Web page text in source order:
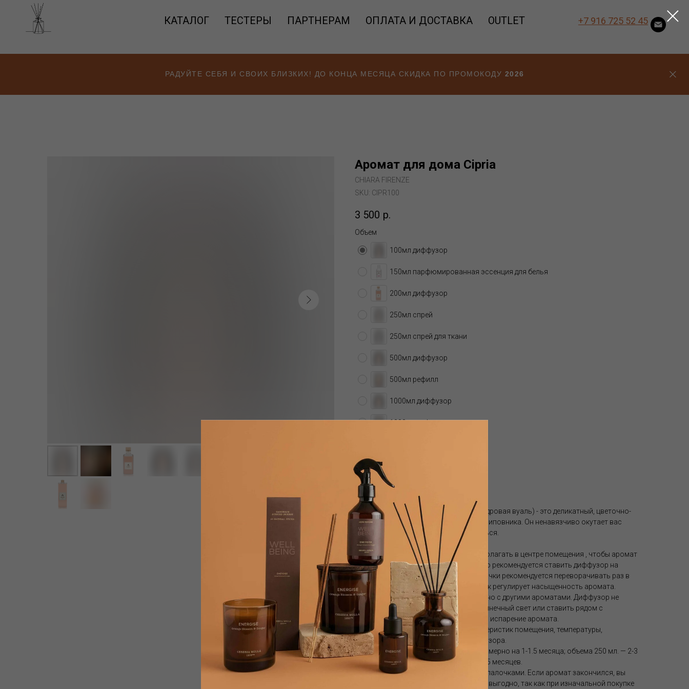
КАТАЛОГ ТЕСТЕРЫ ПАРТНЕРАМ ОПЛАТА И ДОСТАВКА OUTLET +7 916 725 52 45
РАДУЙТЕ СЕБЯ И СВОИХ БЛИЗКИХ! ДО КОНЦА МЕСЯЦА СКИДКА ПО ПРОМОКОДУ 2026
Аромат для дома Cipria
CHIARA FIRENZE
SKU: CIPR100
3 500 р.
Объем
100мл диффузор
150мл парфюмированная эссенция для белья
200мл диффузор
250мл спрей
250мл спрей для ткани
500мл диффузор
500мл рефилл
1000мл диффузор
1000мл рефилл
Наполнитель для диффузора Cipria (Пудровая вуаль) - это деликатный, цветочно-
пудровый аромат с нежными нотами шиповника. Он ненавязчиво окутает вас
мягкой вуалью и позволит расслабиться.
Ароматический диффузор лучше располагать в центре помещения , чтобы аромат
распространялся равномерно. Обычно рекомендуется ставить диффузор на
пересечении воздушных потоков. Палочки рекомендуется переворачивать раз в
две-четыре недели. Количество палочек регулирует насыщенность аромата.
Палочки нельзя использовать повторно с другими ароматами. Диффузор не
рекомендуются ставить на прямой солнечный свет или ставить рядом с
источниками тепла, так как ускоряется испарение аромата.
Срок ароматизации зависит от характеристик помещения, температуры,
влажности и места размещения диффузора.
Но в среднем объема100 мл хватит примерно на 1-1.5 месяца; объема 250 мл. — 2-3
месяца, а емкости 500 мл. — обычно 3-5 месяцев.
Аромат поставляется с бамбуковыми палочками. Если аромат закончился, вы
можете приобрести рефилл. Это более выгодно, так как при изначальной покупке